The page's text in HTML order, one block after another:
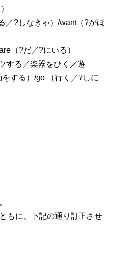
?しなきゃ）/want（?がほ
（?だ／?にいる）
する／楽器をひく／遊
する）/go （行く／?しに
もに、下記の通り訂正させ